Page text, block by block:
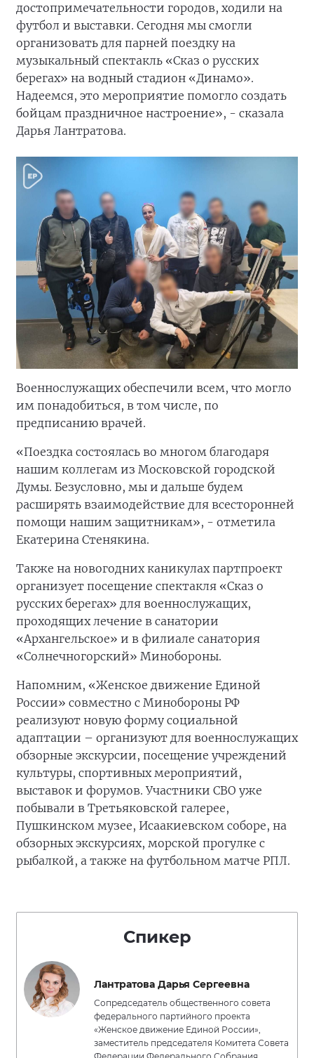
достопримечательности городов, ходили на
футбол и выставки. Сегодня мы смогли
организовать для парней поездку на
музыкальный спектакль «Сказ о русских
берегах» на водный стадион «Динамо».
Надеемся, это мероприятие помогло создать
бойцам праздничное настроение», - сказала
Дарья Лантратова.
Военнослужащих обеспечили всем, что могло
им понадобиться, в том числе, по
предписанию врачей.
«Поездка состоялась во многом благодаря
нашим коллегам из Московской городской
Думы. Безусловно, мы и дальше будем
расширять взаимодействие для всесторонней
помощи нашим защитникам», - отметила
Екатерина Стенякина.
Также на новогодних каникулах партпроект
организует посещение спектакля «Сказ о
русских берегах» для военнослужащих,
проходящих лечение в санатории
«Архангельское» и в филиале санатория
«Солнечногорский» Минобороны.
Напомним, «Женское движение Единой
России» совместно с Минобороны РФ
реализуют новую форму социальной
адаптации – организуют для военнослужащих
обзорные экскурсии, посещение учреждений
культуры, спортивных мероприятий,
выставок и форумов. Участники СВО уже
побывали в Третьяковской галерее,
Пушкинском музее, Исаакиевском соборе, на
обзорных экскурсиях, морской прогулке с
рыбалкой, а также на футбольном матче РПЛ.
Спикер
Лантратова Дарья Сергеевна
Сопредседатель общественного совета
федерального партийного проекта
«Женское движение Единой России»,
заместитель председателя Комитета Совета
Федерации Федерального Собрания